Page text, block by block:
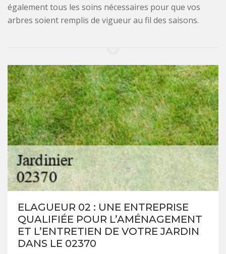
également tous les soins nécessaires pour que vos
arbres soient remplis de vigueur au fil des saisons.
ELAGUEUR 02 : UNE ENTREPRISE
QUALIFIÉE POUR L’AMÉNAGEMENT
ET L’ENTRETIEN DE VOTRE JARDIN
DANS LE 02370